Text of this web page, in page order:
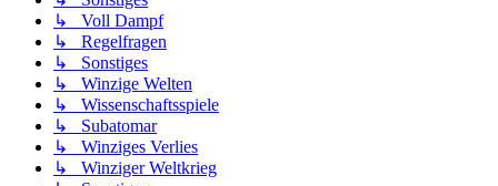
↳ Voll Dampf
↳ Regelfragen
↳ Sonstiges
↳ Winzige Welten
↳ Wissenschaftsspiele
↳ Subatomar
↳ Winziges Verlies
↳ Winziger Weltkrieg